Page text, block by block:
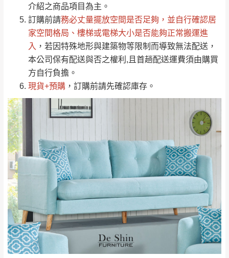
介紹之商品項目為主。
訂購前請務必丈量擺放空間是否足夠 ，並自行確認居
家空間格局、 樓梯或電梯大小是否能夠正常搬運進
入 ，若因特殊地形與建築物等限制而導致無法配送，
本公司保有配送與否之權利,且首趟配送運費須由購買
方自行負擔。
現貨+預購 ，訂購前請先確認庫存。
免 運
費
＊A108產品另收運費
新竹
峨眉鄉、五峰鄉、
橫山、北埔鄉、尖
石鄉、寶山鄉山
區、新埔山區、芎
台北 無
雙溪、貢寮、烏
來、平溪、九份、
石門、林口 下福
里、新店山區、三
峽山區、石碇、坪
林、福隆、淡水山
區、北投湖山路、
深坑山區
$ 9,000以上：免
接單後二日內(不含例假日)，我們客服會與您
電話聯絡或E-Mail通知確認訂單。
（線上客
服 LINE → @dershin）
下單前先詢問是否現貨 ，若未詢問下單後無
現貨我們客服會再來電或E-Mail與您聯絡
（洽詢方式請搜尋 Line ID →
地區恕無法提供運送 (詳見運送規章)。
配送範圍：
苗栗至基隆；其它地區暫不開放，如因特殊
地型限制(山區、鄉、鎮、村)、樓梯太小、無
法搬運上樓等因素，導致無法配送，
保有出貨的權利。
保護物流人員的工作安全，賣家無提供吊掛
服務，若需以吊車或其他的吊掛方式吊運，
費用將由買方自行支付。
因大型傢俱有組裝、配送的問題，並非一般